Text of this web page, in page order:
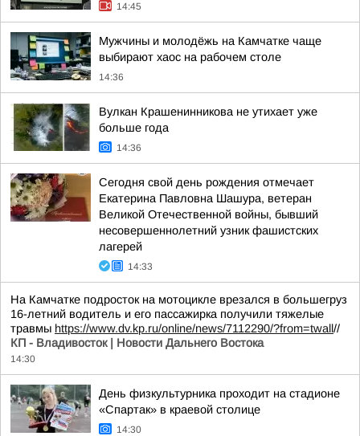
14:45
Мужчины и молодёжь на Камчатке чаще
выбирают хаос на рабочем столе
14:36
Вулкан Крашенинникова не утихает уже
больше года
14:36
Сегодня свой день рождения отмечает
Екатерина Павловна Шашура, ветеран
Великой Отечественной войны, бывший
несовершеннолетний узник фашистских
лагерей
14:33
На Камчатке подросток на мотоцикле врезался в большегруз
16-летний водитель и его пассажирка получили тяжелые
травмы https://www.dv.kp.ru/online/news/7112290/?from=twall//
КП - Владивосток | Новости Дальнего Востока
14:30
День физкультурника проходит на стадионе
«Спартак» в краевой столице
14:30